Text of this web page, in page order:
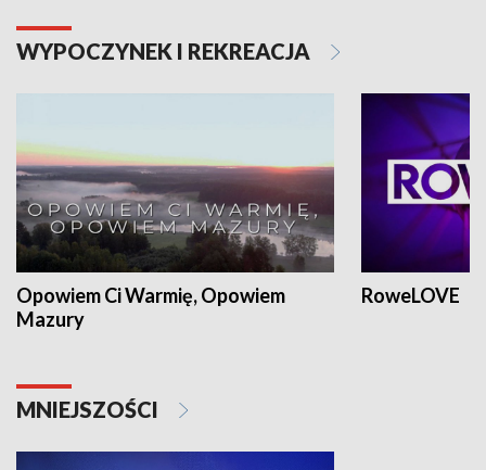
WYPOCZYNEK I REKREACJA
Opowiem Ci Warmię, Opowiem
Mazury
RoweLOVE
MNIEJSZOŚCI